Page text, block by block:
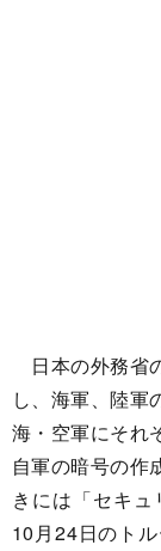
日本の外務省
し、海軍、陸軍
海・空軍にそれ
自軍の暗号の作
きには「セキ
10月24日のト